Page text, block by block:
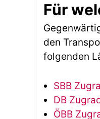
Für
den
folgenden
SBB
DB
ÖBB